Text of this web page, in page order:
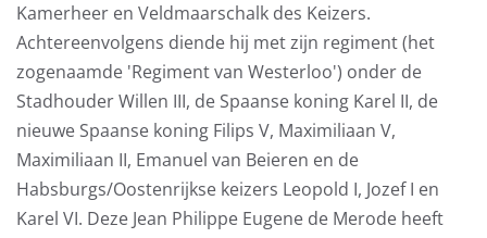
Kamerheer en Veldmaarschalk des Keizers.
Achtereenvolgens diende hij met zijn regiment (het
zogenaamde 'Regiment van Westerloo') onder de
Stadhouder Willen III, de Spaanse koning Karel II, de
nieuwe Spaanse koning Filips V, Maximiliaan V,
Maximiliaan II, Emanuel van Beieren en de
Habsburgs/Oostenrijkse keizers Leopold I, Jozef I en
Karel VI. Deze Jean Philippe Eugene de Merode heeft